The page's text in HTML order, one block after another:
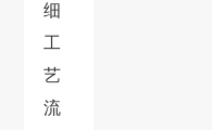
细
工
艺
流